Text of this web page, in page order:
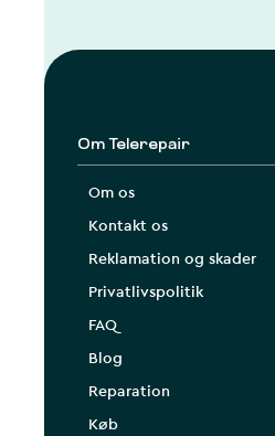
Om Telerepair
Om os
Kontakt os
Reklamation og skader
Privatlivspolitik
FAQ
Blog
Reparation
Køb